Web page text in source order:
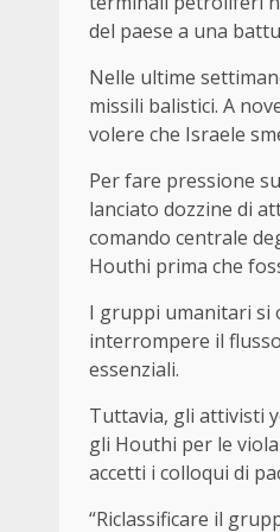
del paese a una
Nelle ultime
missili balistici. A
volere che Israele
Per fare pressione
lanciato dozzine di
comando centrale
Houthi prima che
I gruppi umanitari si
interrompere il
essenziali.
Tuttavia, gli attivisti
gli Houthi per le
accetti i colloqui di
“Riclassificare il